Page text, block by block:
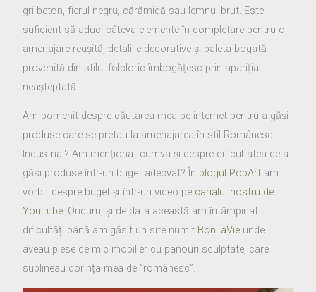
gri beton, fierul negru, cărămidă sau lemnul brut. Este
suficient să aduci câteva elemente în completare pentru o
amenajare reușită, detaliile decorative și paleta bogată
provenită din stilul folcloric îmbogățesc prin apariția
neașteptată.
Am pomenit despre căutarea mea pe internet pentru a găși
produse care se pretau la amenajarea în stil Românesc-
Industrial? Am menționat cumva și despre dificultatea de a
găsi produse într-un buget adecvat? În blogul PopArt am
vorbit despre buget și într-un video pe canalul nostru de
YouTube. Oricum, și de data această am întâmpinat
dificultăți până am găsit un site numit BonLaVie unde
aveau piese de mic mobilier cu panouri sculptate, care
suplineau dorința mea de ”românesc”.